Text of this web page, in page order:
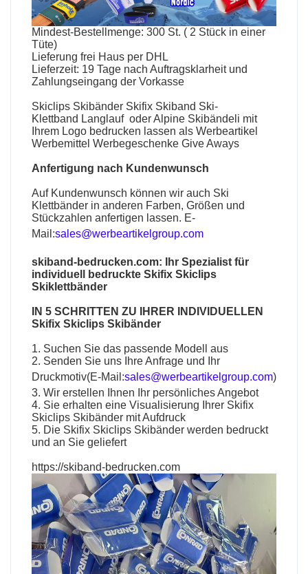
Mindest-Bestellmenge: 300 St. ( 2 Stück in einer
Tüte)
Lieferung frei Haus per DHL
Lieferzeit: 19 Tage nach Auftragsklarheit und
Zahlungseingang der Vorkasse
Skiclips Skibänder Skifix Skiband Ski-
Klettband Langlauf oder Alpine Skibändeli mit
Ihrem Logo bedrucken lassen als Werbeartikel
Werbemittel Werbegeschenke Give Aways
Anfertigung nach Kundenwunsch
Auf Kundenwunsch können wir auch Ski
Klettbänder in anderen Farben, Größen und
Stückzahlen anfertigen lassen. E-
Mail:sales@werbeartikelgroup.com
skiband-bedrucken.com: Ihr Spezialist für
individuell bedruckte Skifix Skiclips
Skiklettbänder
IN 5 SCHRITTEN ZU IHRER INDIVIDUELLEN
Skifix Skiclips Skibänder
1. Suchen Sie das passende Modell aus
2. Senden Sie uns Ihre Anfrage und Ihr
Druckmotiv(E-Mail:sales@werbeartikelgroup.com)
3. Wir erstellen Ihnen Ihr persönliches Angebot
4. Sie erhalten eine Visualisierung Ihrer Skifix
Skiclips Skibänder mit Aufdruck
5. Die Skifix Skiclips Skibänder werden bedruckt
und an Sie geliefert
https://skiband-bedrucken.com